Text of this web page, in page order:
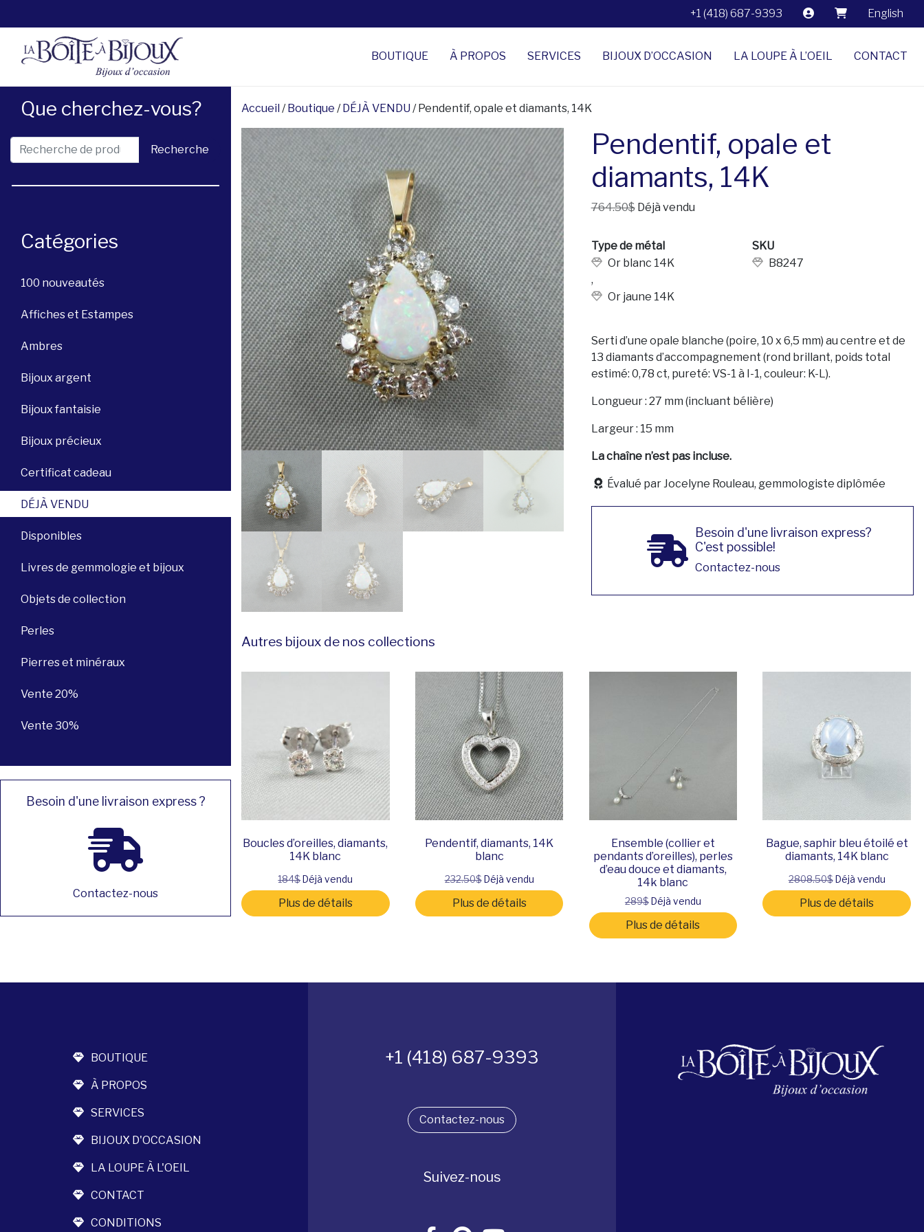
+1 (418) 687-9393 English
BOUTIQUE À PROPOS SERVICES BIJOUX D’OCCASION LA LOUPE À L’OEIL CONTACT
Que cherchez-vous?
Recherche pour : Recherche
Catégories
100 nouveautés
Affiches et Estampes
Ambres
Bijoux argent
Bijoux fantaisie
Bijoux précieux
Certificat cadeau
DÉJÀ VENDU
Disponibles
Livres de gemmologie et bijoux
Objets de collection
Perles
Pierres et minéraux
Vente 20%
Vente 30%
Besoin d'une livraison express ?
Contactez-nous
Accueil /Boutique /DÉJÀ VENDU / Pendentif, opale et diamants, 14K
Pendentif, opale et
diamants, 14K
764.50$Déjà vendu
Type de métal
Or blanc 14K
,
Or jaune 14K
SKU
B8247
Serti d’une opale blanche (poire, 10 x 6,5 mm) au centre et de
13 diamants d’accompagnement (rond brillant, poids total
estimé: 0,78 ct, pureté: VS-1 à I-1, couleur: K-L).
Longueur : 27 mm (incluant bélière)
Largeur : 15 mm
La chaîne n’est pas incluse.
Évalué par Jocelyne Rouleau, gemmologiste diplômée
Besoin d'une livraison express?
C'est possible!
Contactez-nous
Autres bijoux de nos collections
Boucles d’oreilles, diamants,
14K blanc
184$Déjà vendu
Plus de détails
Pendentif, diamants, 14K
blanc
232.50$Déjà vendu
Plus de détails
Ensemble (collier et
pendants d’oreilles), perles
d’eau douce et diamants,
14k blanc
289$Déjà vendu
Plus de détails
Bague, saphir bleu étoilé et
diamants, 14K blanc
2808.50$Déjà vendu
Plus de détails
BOUTIQUE
À PROPOS
SERVICES
BIJOUX D'OCCASION
LA LOUPE À L'OEIL
CONTACT
CONDITIONS
+1 (418) 687-9393
Contactez-nous
Suivez-nous